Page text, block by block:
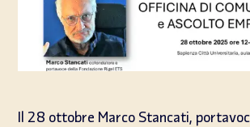
Il 28 ottobre Marco Stancati,